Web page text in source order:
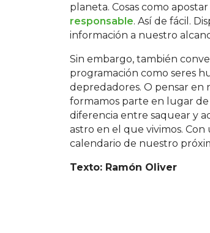
planeta. Cosas como
responsable. Así de fácil.
información a nuestro
Sin embargo, también
programación como seres
depredadores. O pensar en
formamos parte en lugar
diferencia entre saquear y
astro en el que vivimos.
calendario de nuestro
Texto: Ramón Oliver